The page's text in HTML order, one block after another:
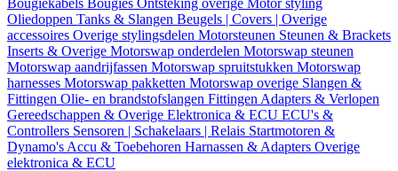
Bougiekabels Bougies Ontsteking overige Motor styling
Oliedoppen Tanks & Slangen Beugels | Covers | Overige
accessoires Overige stylingsdelen Motorsteunen Steunen & Brackets
Inserts & Overige Motorswap onderdelen Motorswap steunen
Motorswap aandrijfassen Motorswap spruitstukken Motorswap
harnesses Motorswap pakketten Motorswap overige Slangen &
Fittingen Olie- en brandstofslangen Fittingen Adapters & Verlopen
Gereedschappen & Overige Elektronica & ECU ECU's &
Controllers Sensoren | Schakelaars | Relais Startmotoren &
Dynamo's Accu & Toebehoren Harnassen & Adapters Overige
elektronica & ECU